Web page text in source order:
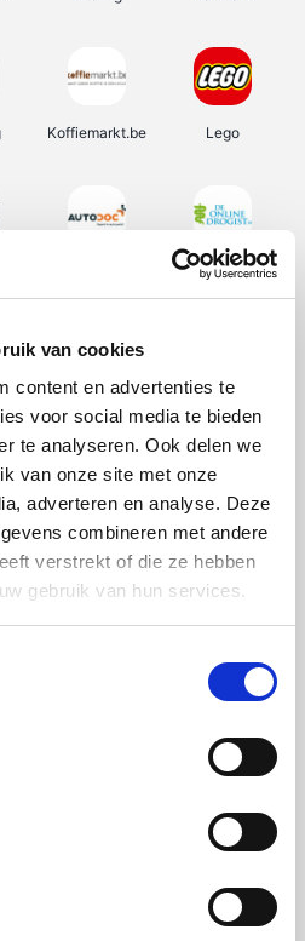
van cookies
content en advertenties te
voor social media te bieden
te analyseren. Ook delen we
van onze site met onze
adverteren en analyse. Deze
combineren met andere
verstrekt of die ze hebben
gebruik van hun services.
Koffiemarkt.be Lego
De Online Drogist
Plopsa Adidas
SupraBazar